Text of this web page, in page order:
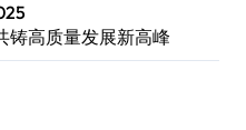
铸高质量发展新高峰